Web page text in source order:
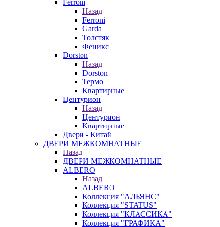
Ferroni
Назад
Ferroni
Garda
Толстяк
Феникс
Dorston
Назад
Dorston
Термо
Квартирные
Центурион
Назад
Центурион
Квартирные
Двери - Китай
ДВЕРИ МЕЖКОМНАТНЫЕ
Назад
ДВЕРИ МЕЖКОМНАТНЫЕ
ALBERO
Назад
ALBERO
Коллекция "АЛЬЯНС"
Коллекция "STATUS"
Коллекция "КЛАССИКА"
Коллекция "ГРАФИКА"